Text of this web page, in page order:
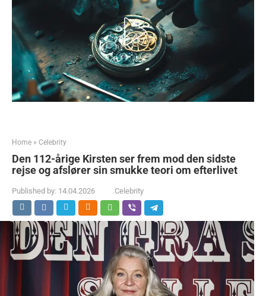
Home » Celebrity
Den 112-årige Kirsten ser frem mod den sidste
rejse og afslører sin smukke teori om efterlivet
Published by: 14.04.2026 Celebrity